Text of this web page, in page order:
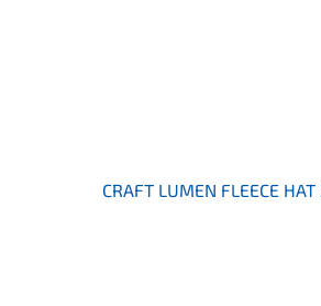
CRAFT LUMEN FLEECE